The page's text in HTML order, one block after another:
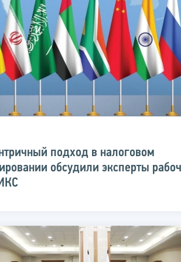
подход в налоговом
обсудили эксперты